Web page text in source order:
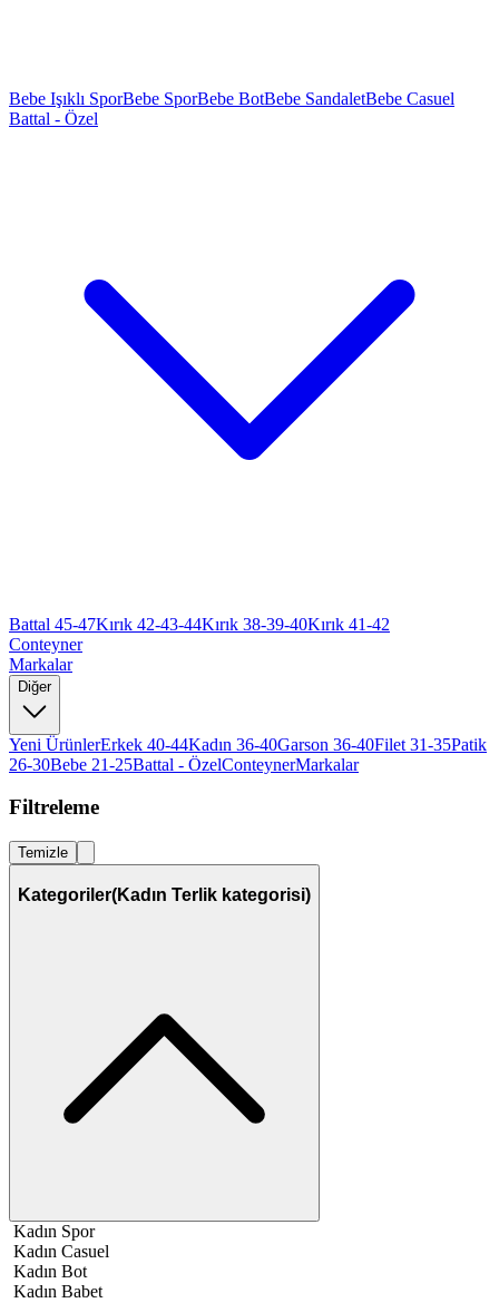
Bebe Işıklı SporBebe SporBebe BotBebe SandaletBebe Casuel
Battal - Özel
Battal 45-47Kırık 42-43-44Kırık 38-39-40Kırık 41-42
Conteyner
Markalar
Diğer
Yeni ÜrünlerErkek 40-44Kadın 36-40Garson 36-40Filet 31-35Patik
26-30Bebe 21-25Battal - ÖzelConteynerMarkalar
Filtreleme
Temizle
Kategoriler(Kadın Terlik kategorisi)
Kadın Spor
Kadın Casuel
Kadın Bot
Kadın Babet